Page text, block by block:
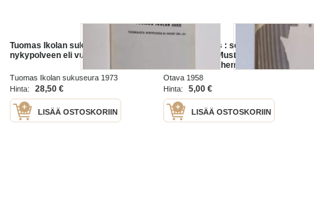
Tuomas Ikolan suku : Tuomaasta
nykypolveen eli vuodet 1805-1971
Tuomas Ikolan sukuseura 1973
Hinta:
28,50 €
LISÄÄ OSTOSKORIIN
Nurmi-Tuomas : seitsemän
kertomusta : Mustareunainen kirje
; Lapsia ja vanhempia ; Nurmi-
Tuomas ja Tui-Tui, Joko - tahi ;
Sävellys kahdelle kornetille ;
Kuolu-une...
Otava 1958
Hinta:
5,00 €
LISÄÄ OSTOSKORIIN